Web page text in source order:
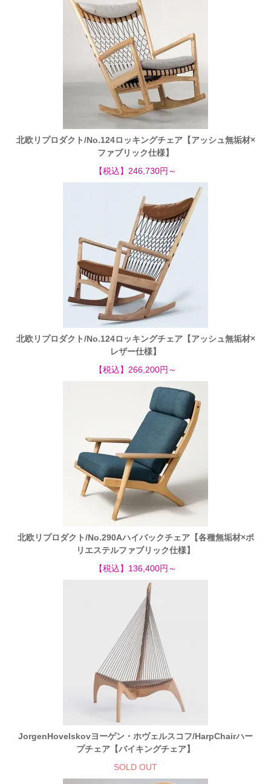
北欧リプロダクト/No.124ロッキングチェア【アッシュ無垢材×
ファブリック仕様】
【税込】246,730円～
北欧リプロダクト/No.124ロッキングチェア【アッシュ無垢材×
レザー仕様】
【税込】266,200円～
北欧リプロダクト/No.290Aハイバックチェア【各種無垢材×ポ
リエステルファブリック仕様】
【税込】136,400円～
JorgenHovelskovヨーゲン・ホヴェルスコフ/HarpChairハー
プチェア【バイキングチェア】
SOLD OUT